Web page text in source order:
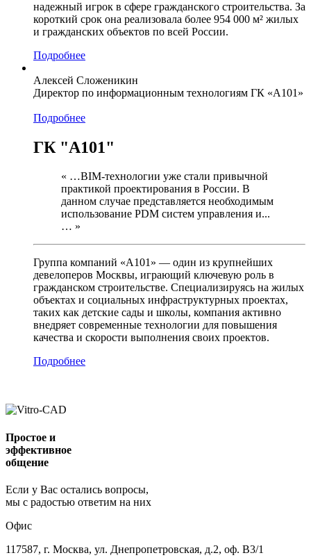
надежный игрок в сфере гражданского строительства. За
короткий срок она реализовала более 954 000 м² жилых
и гражданских объектов по всей России.
Подробнее
Алексей Сложеникин
Директор по информационным технологиям ГК «А101»
Подробнее
ГК "А101"
« …BIM-технологии уже стали привычной
практикой проектирования в России. В
данном случае представляется необходимым
использование PDM систем управления и...
… »
Группа компаний «А101» — один из крупнейших
девелоперов Москвы, играющий ключевую роль в
гражданском строительстве. Специализируясь на жилых
объектах и социальных инфраструктурных проектах,
таких как детские сады и школы, компания активно
внедряет современные технологии для повышения
качества и скорости выполнения своих проектов.
Подробнее
Простое и
эффективное
общение
Если у Вас остались вопросы,
мы с радостью ответим на них
Офис
117587, г. Москва, ул. Днепропетровская, д.2, оф. В3/1